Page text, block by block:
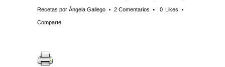
Recetas por Ángela Gallego 2 Comentarios 0 Likes
Comparte